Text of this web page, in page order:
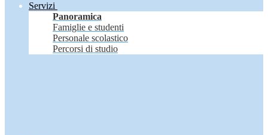
Servizi
Panoramica
Famiglie e studenti
Personale scolastico
Percorsi di studio